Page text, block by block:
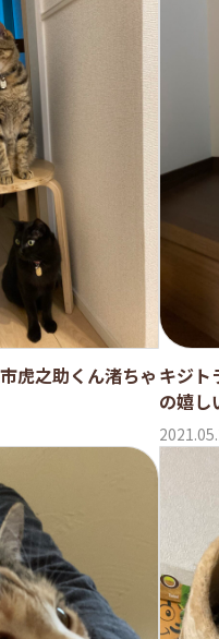
虎之助くん渚ちゃ キジト
の嬉し